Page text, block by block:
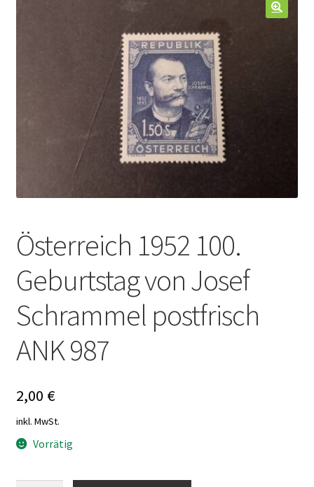
Österreich 1952 100.
Geburtstag von Josef
Schrammel postfrisch
ANK 987
2,00 €
inkl. MwSt.
Vorrätig